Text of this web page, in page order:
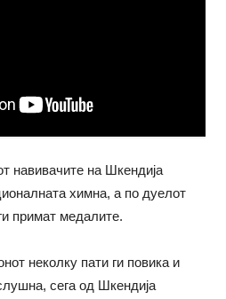
навивачите на Шкендија
химна, а по дуелот
примат медалите.
неколку пати ги повика и
сега од Шкендија